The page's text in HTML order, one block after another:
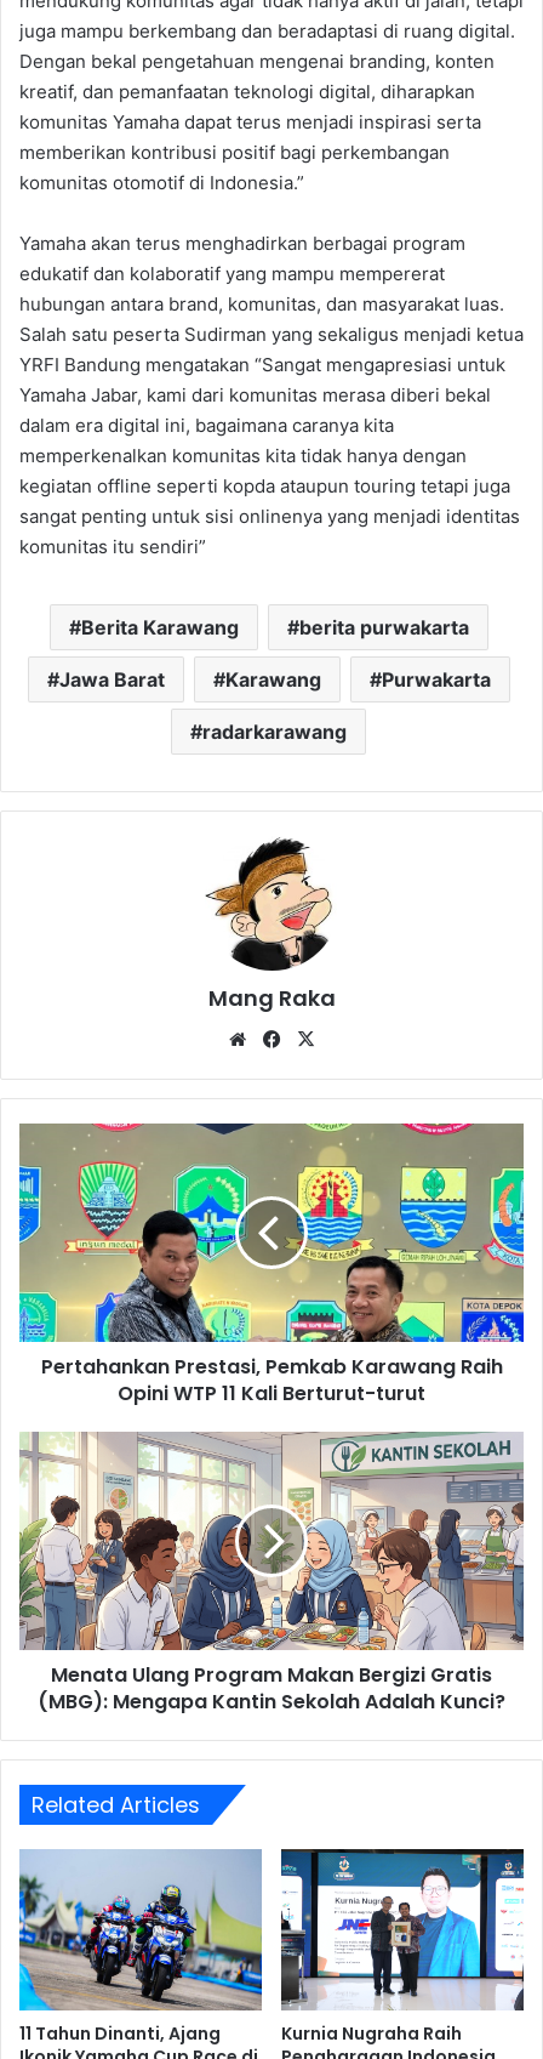
juga mampu berkembang dan beradaptasi di ruang digital.
Dengan bekal pengetahuan mengenai branding, konten
kreatif, dan pemanfaatan teknologi digital, diharapkan
komunitas Yamaha dapat terus menjadi inspirasi serta
memberikan kontribusi positif bagi perkembangan
komunitas otomotif di Indonesia.”
Yamaha akan terus menghadirkan berbagai program
edukatif dan kolaboratif yang mampu mempererat
hubungan antara brand, komunitas, dan masyarakat luas.
Salah satu peserta Sudirman yang sekaligus menjadi ketua
YRFI Bandung mengatakan “Sangat mengapresiasi untuk
Yamaha Jabar, kami dari komunitas merasa diberi bekal
dalam era digital ini, bagaimana caranya kita
memperkenalkan komunitas kita tidak hanya dengan
kegiatan offline seperti kopda ataupun touring tetapi juga
sangat penting untuk sisi onlinenya yang menjadi identitas
komunitas itu sendiri”
Berita Karawang berita purwakarta
Jawa Barat Karawang Purwakarta
radarkarawang
Mang Raka
WebsiteFacebook
Pertahankan
Pemkab
Karawang
Raih
WTP
11
Kali
Berturut-
Pertahankan Prestasi, Pemkab Karawang Raih
Opini WTP 11 Kali Berturut-turut
Menata
Ulang
Program
Makan
Bergizi
Gratis
(MBG):
Mengapa
Kantin
Sekolah
Adalah
Menata Ulang Program Makan Bergizi Gratis
(MBG): Mengapa Kantin Sekolah Adalah Kunci?
Related Articles
11 Tahun Dinanti, Ajang
Kurnia Nugraha Raih